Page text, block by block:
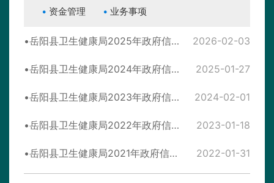
资金管理
业务事项
岳阳县卫生健康局2025年政府信息公开工作年度报告 2026-02-03
岳阳县卫生健康局2024年政府信息公开工作年度报告 2025-01-27
岳阳县卫生健康局2023年政府信息公开工作年度报告 2024-02-01
岳阳县卫生健康局2022年政府信息公开工作年度报告 2023-01-18
岳阳县卫生健康局2021年政府信息公开工作年度报告 2022-01-31